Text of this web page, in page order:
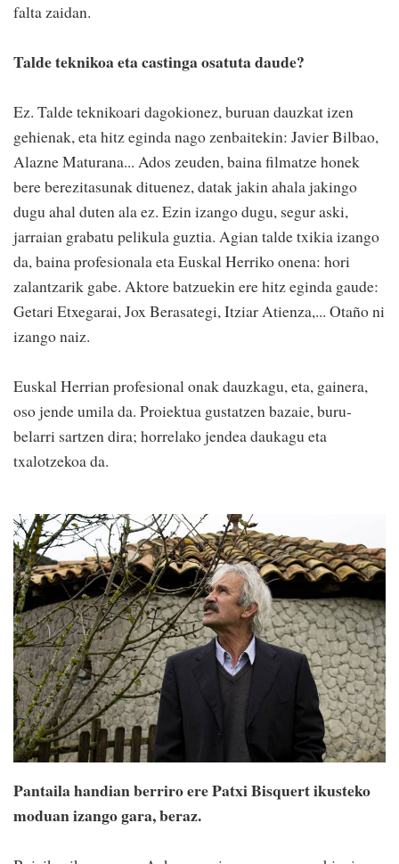
falta zaidan.
Talde teknikoa eta castinga osatuta daude?
Ez. Talde teknikoari dagokionez, buruan dauzkat izen
gehienak, eta hitz eginda nago zenbaitekin: Javier Bilbao,
Alazne Maturana... Ados zeuden, baina filmatze honek
bere berezitasunak dituenez, datak jakin ahala jakingo
dugu ahal duten ala ez. Ezin izango dugu, segur aski,
jarraian grabatu pelikula guztia. Agian talde txikia izango
da, baina profesionala eta Euskal Herriko onena: hori
zalantzarik gabe. Aktore batzuekin ere hitz eginda gaude:
Getari Etxegarai, Jox Berasategi, Itziar Atienza,... Otaño ni
izango naiz.
Euskal Herrian profesional onak dauzkagu, eta, gainera,
oso jende umila da. Proiektua gustatzen bazaie, buru-
belarri sartzen dira; horrelako jendea daukagu eta
txalotzekoa da.
Pantaila handian berriro ere Patxi Bisquert ikusteko
moduan izango gara, beraz.